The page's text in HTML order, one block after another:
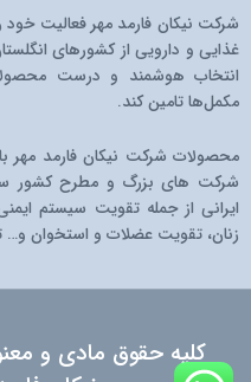
غذایی و دارویی از کشو‌رهای
انتخاب هوشمند و درست
مکمل‌ها تامین کند.
محصولات شرکت نیکان فارمد مهر
شرکت های بزرگ و مطرح کشور
ایرانی از جمله تقویت سیستم
زنان، تقویت عضلات و استخوان
کلیه حقوق مادی و